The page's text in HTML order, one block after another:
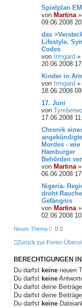
Spielplan
von Martina»
09.06.2008
das
Lifestyle,
Codes
von Irmgard »
20.06.2008
Kinder in
von Irmgard »
18.06.2008
17. Juni
von
17.06.2008
Chronik
Mordes - wie
Hamburger
Behörden
von Martina»
06.06.2008
Nigeria-
droht
Gefängnis
von Martina»
02.06.2008
Neues Thema
Zurück zur Foren-
BERECHTIGUNGEN
Du darfst keine neuen
Du darfst keine
Du darfst deine
Du darfst deine
Du darfst keine